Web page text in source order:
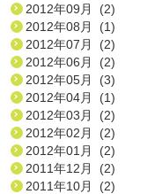
2012年09月 (2)
2012年08月 (1)
2012年07月 (2)
2012年06月 (2)
2012年05月 (3)
2012年04月 (1)
2012年03月 (2)
2012年02月 (2)
2012年01月 (2)
2011年12月 (2)
2011年10月 (2)